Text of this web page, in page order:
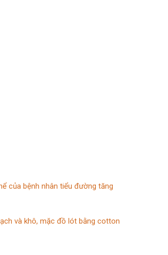
của bệnh nhân tiểu đường tăng
và khô, mặc đồ lót bằng cotton